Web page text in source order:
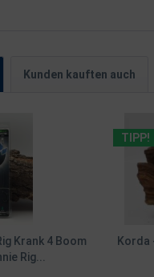
Kunden kauften auch
Krank 4 Boom
Rig...
TIPP!
Korda